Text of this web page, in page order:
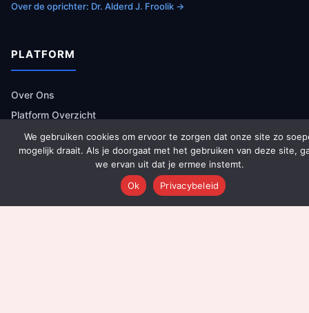
Over de oprichter: Dr. Alderd J. Froolik →
PLATFORM
Over Ons
Platform Overzicht
AI Agents (142)
Technologie
We gebruiken cookies om ervoor te zorgen dat onze site zo
mogelijk draait. Als je doorgaat met het gebruiken van deze site,
we ervan uit dat je ermee instemt.
Ok
Privacybeleid